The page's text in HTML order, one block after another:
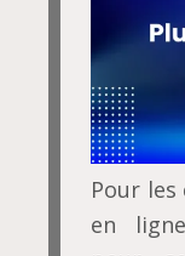
Pour
en